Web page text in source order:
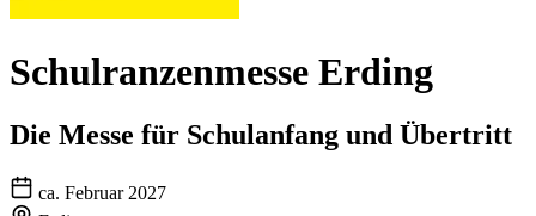
Schulranzenmesse Erding
Die Messe für Schulanfang und Übertritt
ca. Februar 2027